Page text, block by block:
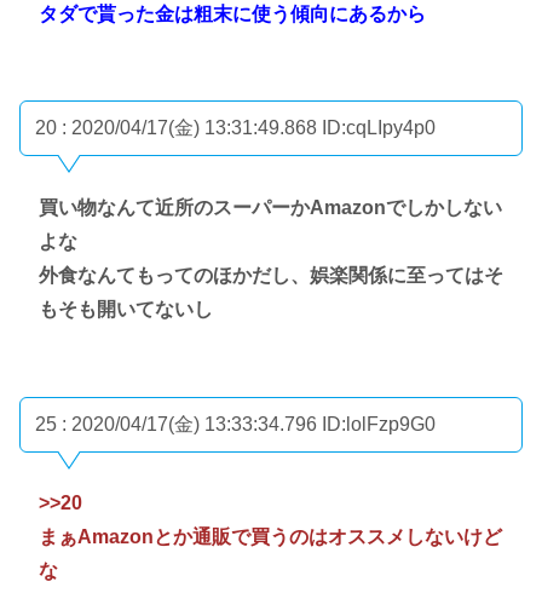
タダで貰った金は粗末に使う傾向にあるから
20 : 2020/04/17(金) 13:31:49.868 ID:cqLIpy4p0
買い物なんて近所のスーパーかAmazonでしかしない
よな
外食なんてもってのほかだし、娯楽関係に至ってはそ
もそも開いてないし
25 : 2020/04/17(金) 13:33:34.796 ID:lolFzp9G0
>>20
まぁAmazonとか通販で買うのはオススメしないけど
な